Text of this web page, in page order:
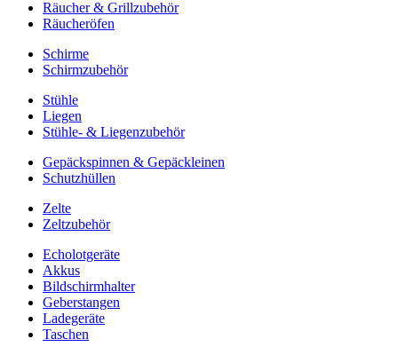
Räucher & Grillzubehör
Räucheröfen
Schirme
Schirmzubehör
Stühle
Liegen
Stühle- & Liegenzubehör
Gepäckspinnen & Gepäckleinen
Schutzhüllen
Zelte
Zeltzubehör
Echolotgeräte
Akkus
Bildschirmhalter
Geberstangen
Ladegeräte
Taschen